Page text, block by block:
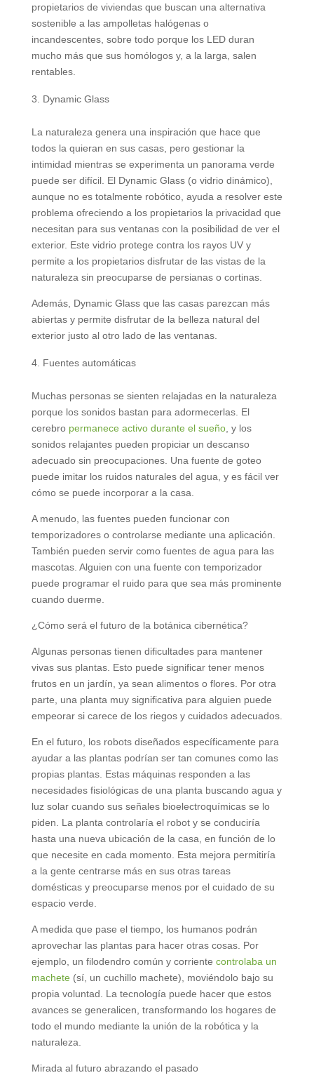
propietarios de viviendas que buscan una alternativa
sostenible a las ampolletas halógenas o
incandescentes, sobre todo porque los LED duran
mucho más que sus homólogos y, a la larga, salen
rentables.
Dynamic Glass
La naturaleza genera una inspiración que hace que
todos la quieran en sus casas, pero gestionar la
intimidad mientras se experimenta un panorama verde
puede ser difícil. El Dynamic Glass (o vidrio dinámico),
aunque no es totalmente robótico, ayuda a resolver este
problema ofreciendo a los propietarios la privacidad que
necesitan para sus ventanas con la posibilidad de ver el
exterior. Este vidrio protege contra los rayos UV y
permite a los propietarios disfrutar de las vistas de la
naturaleza sin preocuparse de persianas o cortinas.
Además, Dynamic Glass que las casas parezcan más
abiertas y permite disfrutar de la belleza natural del
exterior justo al otro lado de las ventanas.
Fuentes automáticas
Muchas personas se sienten relajadas en la naturaleza
porque los sonidos bastan para adormecerlas. El
cerebro permanece activo durante el sueño, y los
sonidos relajantes pueden propiciar un descanso
adecuado sin preocupaciones. Una fuente de goteo
puede imitar los ruidos naturales del agua, y es fácil ver
cómo se puede incorporar a la casa.
A menudo, las fuentes pueden funcionar con
temporizadores o controlarse mediante una aplicación.
También pueden servir como fuentes de agua para las
mascotas. Alguien con una fuente con temporizador
puede programar el ruido para que sea más prominente
cuando duerme.
¿Cómo será el futuro de la botánica cibernética?
Algunas personas tienen dificultades para mantener
vivas sus plantas. Esto puede significar tener menos
frutos en un jardín, ya sean alimentos o flores. Por otra
parte, una planta muy significativa para alguien puede
empeorar si carece de los riegos y cuidados adecuados.
En el futuro, los robots diseñados específicamente para
ayudar a las plantas podrían ser tan comunes como las
propias plantas. Estas máquinas responden a las
necesidades fisiológicas de una planta buscando agua y
luz solar cuando sus señales bioelectroquímicas se lo
piden. La planta controlaría el robot y se conduciría
hasta una nueva ubicación de la casa, en función de lo
que necesite en cada momento. Esta mejora permitiría
a la gente centrarse más en sus otras tareas
domésticas y preocuparse menos por el cuidado de su
espacio verde.
A medida que pase el tiempo, los humanos podrán
aprovechar las plantas para hacer otras cosas. Por
ejemplo, un filodendro común y corriente controlaba un
machete(sí, un cuchillo machete), moviéndolo bajo su
propia voluntad. La tecnología puede hacer que estos
avances se generalicen, transformando los hogares de
todo el mundo mediante la unión de la robótica y la
naturaleza.
Mirada al futuro abrazando el pasado